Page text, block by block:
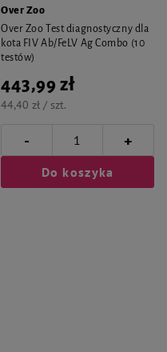
Over Zoo
Over Zoo Test diagnostyczny dla
kota FIV Ab/FeLV Ag Combo (10
testów)
443,99 zł
44,40 zł / szt.
- +
Do koszyka